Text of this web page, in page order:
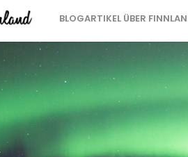
BLOGARTIKEL ÜBER